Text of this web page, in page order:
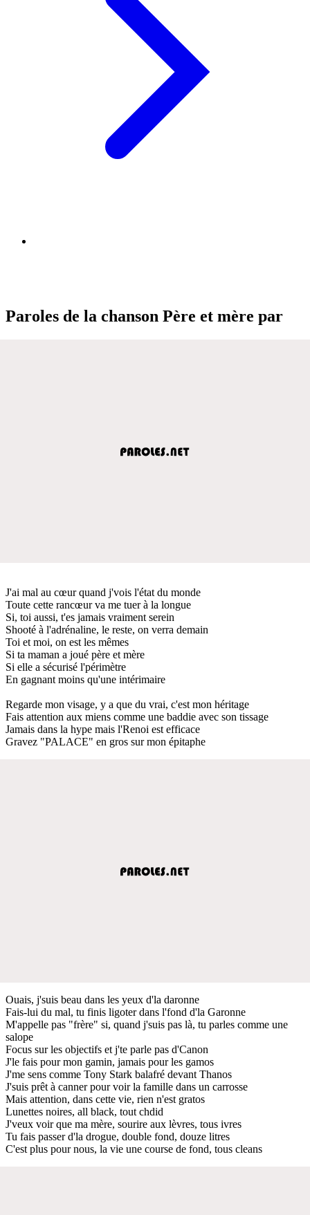
Paroles de la chanson Père et mère par
J'ai mal au cœur quand j'vois l'état du monde
Toute cette rancœur va me tuer à la longue
Si, toi aussi, t'es jamais vraiment serein
Shooté à l'adrénaline, le reste, on verra demain
Toi et moi, on est les mêmes
Si ta maman a joué père et mère
Si elle a sécurisé l'périmètre
En gagnant moins qu'une intérimaire
Regarde mon visage, y a que du vrai, c'est mon héritage
Fais attention aux miens comme une baddie avec son tissage
Jamais dans la hype mais l'Renoi est efficace
Gravez "PALACE" en gros sur mon épitaphe
Ouais, j'suis beau dans les yeux d'la daronne
Fais-lui du mal, tu finis ligoter dans l'fond d'la Garonne
M'appelle pas "frère" si, quand j'suis pas là, tu parles comme une
salope
Focus sur les objectifs et j'te parle pas d'Canon
J'le fais pour mon gamin, jamais pour les gamos
J'me sens comme Tony Stark balafré devant Thanos
J'suis prêt à canner pour voir la famille dans un carrosse
Mais attention, dans cette vie, rien n'est gratos
Lunettes noires, all black, tout chdid
J'veux voir que ma mère, sourire aux lèvres, tous ivres
Tu fais passer d'la drogue, double fond, douze litres
C'est plus pour nous, la vie une course de fond, tous cleans